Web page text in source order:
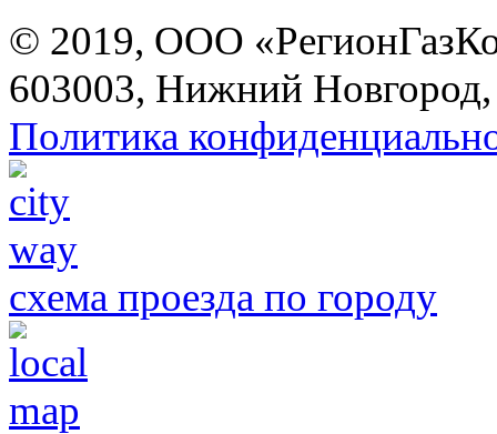
© 2019, ООО
603003, Нижний
Политика
схема проезда по городу